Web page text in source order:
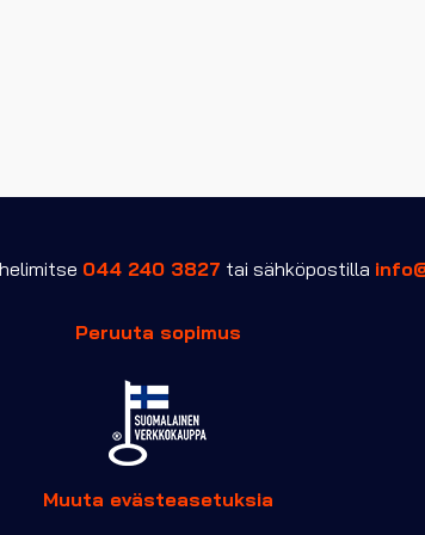
044 240 3827 tai sähköpostilla
Peruuta sopimus
Muuta evästeasetuksia